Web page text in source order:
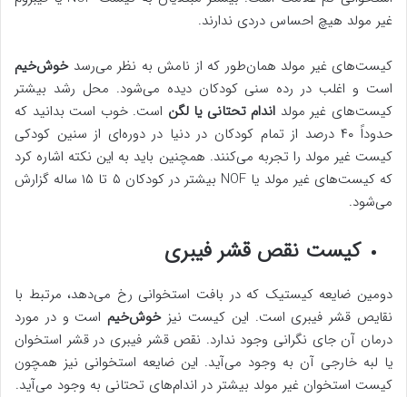
غیر مولد هیچ احساس دردی ندارند.
کیست‌های غیر مولد همان‌طور که از نامش به نظر می‌رسدخوش‌خیم
است و اغلب در رده سنی کودکان دیده می‌شود. محل رشد بیشتر
کیست‌های غیر مولد اندام تحتانی یا لگن است. خوب است بدانید که
حدوداً ۴۰ درصد از تمام کودکان در دنیا در دوره‌ای از سنین کودکی
کیست غیر مولد را تجربه می‌کنند. همچنین باید به این نکته اشاره کرد
که کیست‌های غیر مولد یا NOF بیشتر در کودکان ۵ تا ۱۵ ساله گزارش
می‌شود.
کیست نقص قشر فیبری
دومین ضایعه کیستیک که در بافت استخوانی رخ می‌دهد، مرتبط با
نقایص قشر فیبری است. این کیست نیزخوش‌خیماست و در مورد
درمان آن جای نگرانی وجود ندارد. نقص قشر فیبری در قشر استخوان
یا لبه خارجی آن به وجود می‌آید. این ضایعه استخوانی نیز همچون
کیست استخوان غیر مولد بیشتر در اندام‌های تحتانی به وجود می‌آید.